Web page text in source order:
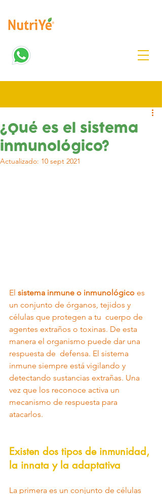
¿Qué es el sistema
inmunológico?
Actualizado: 10 sept 2021
El sistema inmune o inmunológico es
un conjunto de órganos, tejidos y
células que protegen a tu  cuerpo de
agentes extraños o toxinas. De esta
manera el organismo puede dar una
respuesta de  defensa. El sistema
inmune siempre está vigilando y
detectando sustancias extrañas. Una
vez que los reconoce activa un
mecanismo de respuesta para
atacarlos.
Existen dos tipos de inmunidad,
la innata y la adaptativa
La primera es un conjunto de células